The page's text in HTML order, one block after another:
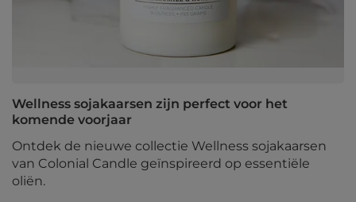
Wellness sojakaarsen zijn perfect voor het
komende voorjaar
Ontdek de nieuwe collectie Wellness sojakaarsen
van Colonial Candle geïnspireerd op essentiële
oliën.